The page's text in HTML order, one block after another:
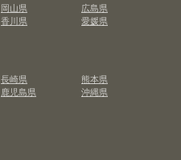
岡山県
広島県
香川県
愛媛県
長崎県
熊本県
鹿児島県 沖縄県